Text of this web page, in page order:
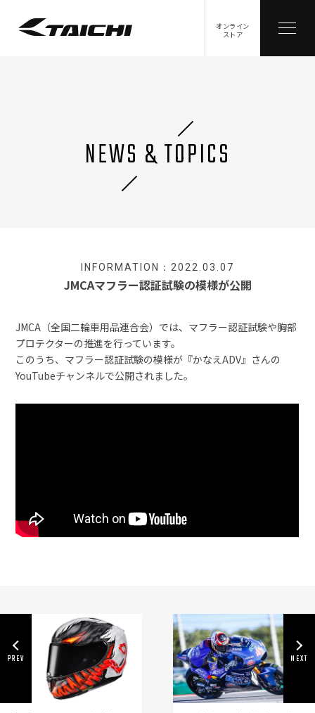
オンライン
ストア
NEWS & TOPICS
INFORMATION：2022.03.07
JMCAマフラー認証試験の模様が公開
JMCA（全国二輪車用品連合会）では、マフラー認証試験や胸部
プロテクターの推進を行っています。
このうち、マフラー認証試験の模様が『かなえADV』さんの
YouTubeチャンネルで公開されました。